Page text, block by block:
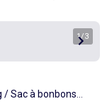
1/3
/ Sac à bonbons